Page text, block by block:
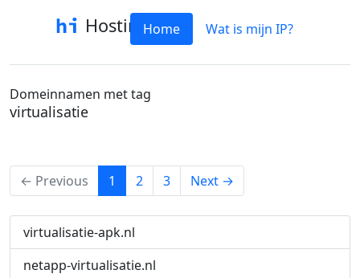
HostinfoHome Wat is mijn IP?
Domeinnamen met tag
virtualisatie
← Previous 1 (current)
2 3 Next →
virtualisatie-apk.nl
netapp-virtualisatie.nl